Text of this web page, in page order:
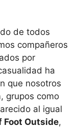
de todos
compañeros
por
ha
que nosotros
grupos como
al igual
Foot Outside,